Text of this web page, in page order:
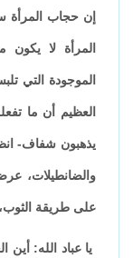
إن حجاب المرأة
المرأة لا يكون
الموجودة التي
العظيم أن ما
يذهبون شفاف-
والضانطيلات،
على طريقة
يا عباد الله: أين